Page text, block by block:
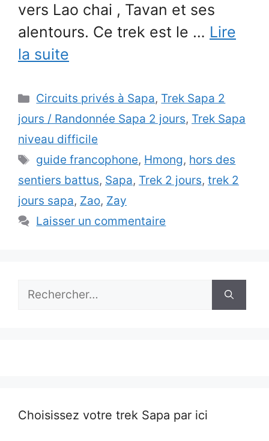
vers Lao chai , Tavan et ses
alentours. Ce trek est le … Lire
la suite
Catégories
Circuits privés à Sapa, Trek Sapa 2
jours / Randonnée Sapa 2 jours, Trek Sapa
niveau difficile
Étiquettes
guide francophone, Hmong, hors des
sentiers battus, Sapa, Trek 2 jours, trek 2
jours sapa, Zao, Zay
Laisser un commentaire
Rechercher :
Choisissez votre trek Sapa par ici